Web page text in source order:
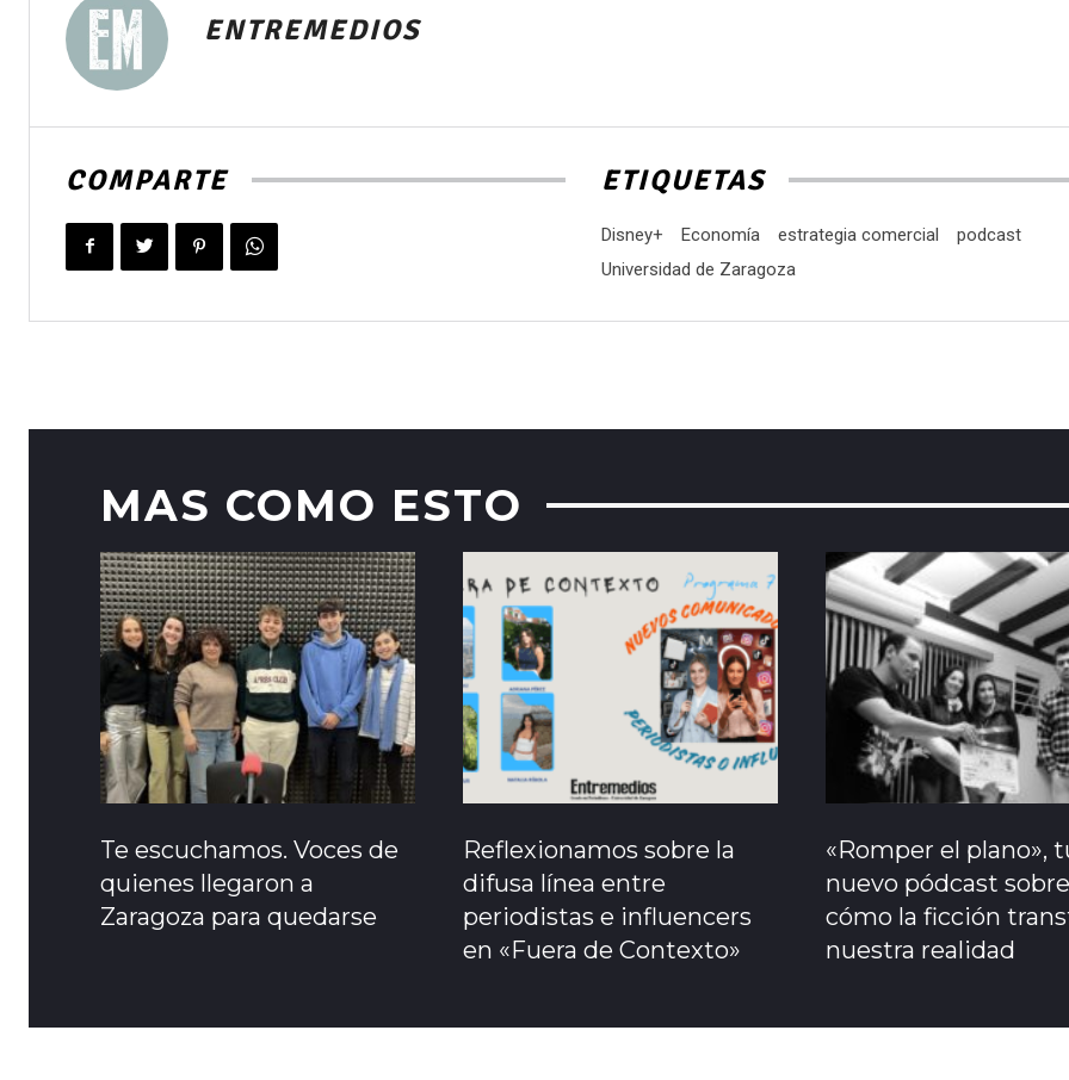
ENTREMEDIOS
COMPARTE ETIQUETAS
Disney+ Economía estrategia comercial
podcast
Universidad de Zaragoza
MAS COMO ESTO
Te escuchamos. Voces de
quienes llegaron a
Zaragoza para quedarse
Reflexionamos sobre la
difusa línea entre
periodistas e influencers
en «Fuera de Contexto»
«Romper el plano»,
nuevo pódcast sobre
cómo la ficción
nuestra realidad